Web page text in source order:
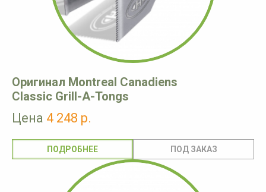
Оригинал Montreal Canadiens
Classic Grill-A-Tongs
Цена 4 248 р.
ПОДРОБНЕЕ